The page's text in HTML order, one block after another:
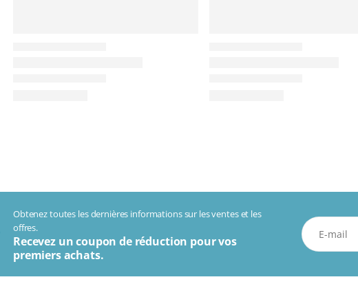
Obtenez toutes les dernières informations sur les ventes et les
offres.
Recevez un coupon de réduction pour vos
premiers achats.